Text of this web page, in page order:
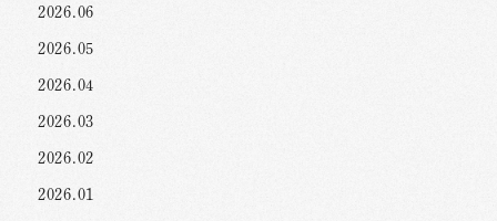
2026.06
2026.05
2026.04
2026.03
2026.02
2026.01